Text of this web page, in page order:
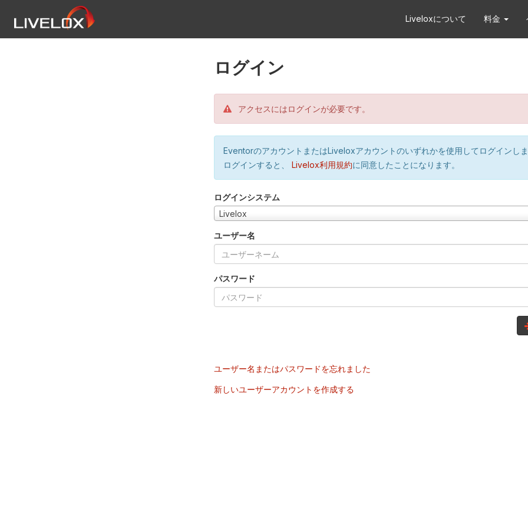
Liveloxについて 料金
ログイン
アクセスにはログインが必要です。
EventorのアカウントまたはLiveloxアカウントのいずれかを使用してログインし
ログインすると、
Livelox利用規約に同意したことになります。
ログインシステム
Livelox
ユーザー名
パスワード
ユーザー名またはパスワードを忘れました
新しいユーザーアカウントを作成する